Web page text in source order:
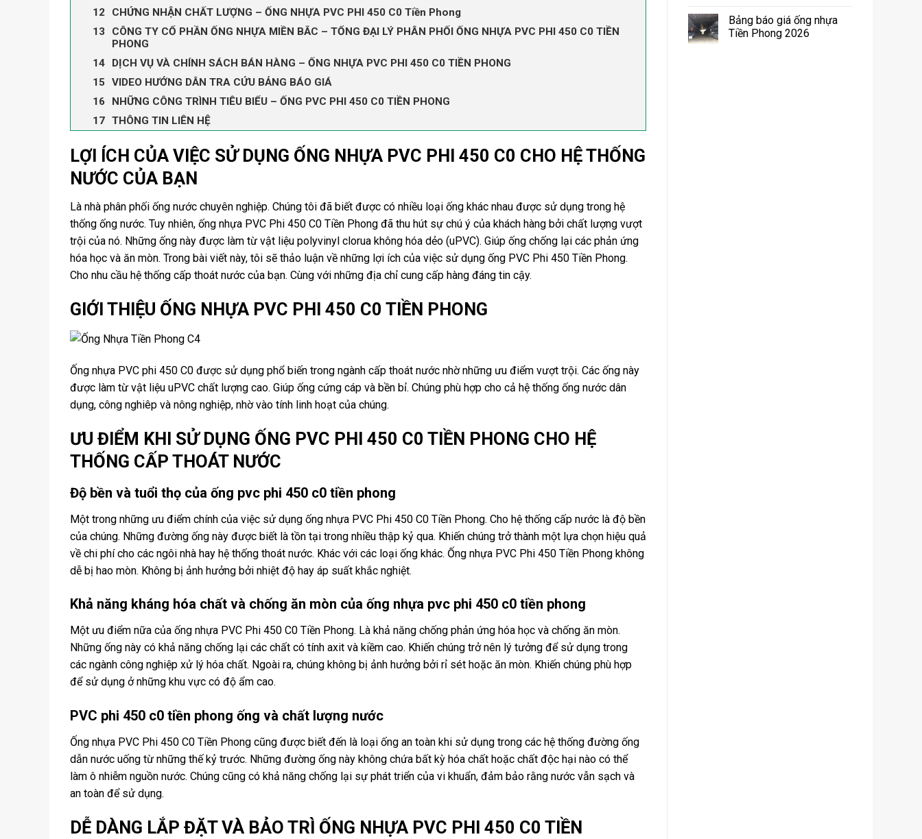
CHỨNG NHẬN CHẤT LƯỢNG – ỐNG NHỰA PVC PHI 450 C0 Tiền Phong
CÔNG TY CỔ PHẦN ỐNG NHỰA MIỀN BẮC – TỔNG ĐẠI LÝ PHÂN PHỐI ỐNG NHỰA PVC PHI 450 C0 TIỀN
PHONG
DỊCH VỤ VÀ CHÍNH SÁCH BÁN HÀNG – ỐNG NHỰA PVC PHI 450 C0 TIỀN PHONG
VIDEO HƯỚNG DẪN TRA CỨU BẢNG BÁO GIÁ
NHỮNG CÔNG TRÌNH TIÊU BIỂU – ỐNG PVC PHI 450 C0 TIỀN PHONG
THÔNG TIN LIÊN HỆ
LỢI ÍCH CỦA VIỆC SỬ DỤNG ỐNG NHỰA PVC PHI 450 C0 CHO HỆ THỐNG
NƯỚC CỦA BẠN
Là nhà phân phối ống nước chuyên nghiệp. Chúng tôi đã biết được có nhiều loại ống khác nhau được sử dụng trong hệ
thống ống nước. Tuy nhiên, ống nhựa PVC Phi 450 C0 Tiền Phong đã thu hút sự chú ý của khách hàng bởi chất lượng vượt
trội của nó. Những ống này được làm từ vật liệu polyvinyl clorua không hóa dẻo (uPVC). Giúp ống chống lại các phản ứng
hóa học và ăn mòn. Trong bài viết này, tôi sẽ thảo luận về những lợi ích của việc sử dụng ống PVC Phi 450 Tiền Phong.
Cho nhu cầu hệ thống cấp thoát nước của bạn. Cùng với những địa chỉ cung cấp hàng đáng tin cậy.
GIỚI THIỆU ỐNG NHỰA PVC PHI 450 C0 TIỀN PHONG
Ống nhựa PVC phi 450 C0 được sử dụng phổ biến trong ngành cấp thoát nước nhờ những ưu điểm vượt trội. Các ống này
được làm từ vật liệu uPVC chất lượng cao. Giúp ống cứng cáp và bền bỉ. Chúng phù hợp cho cả hệ thống ống nước dân
dụng, công nghiêp và nông nghiệp, nhờ vào tính linh hoạt của chúng.
ƯU ĐIỂM KHI SỬ DỤNG ỐNG PVC PHI 450 C0 TIỀN PHONG CHO HỆ
THỐNG CẤP THOÁT NƯỚC
Độ bền và tuổi thọ của ống pvc phi 450 c0 tiền phong
Một trong những ưu điểm chính của việc sử dụng ống nhựa PVC Phi 450 C0 Tiền Phong. Cho hệ thống cấp nước là độ bền
của chúng. Những đường ống này được biết là tồn tại trong nhiều thập kỷ qua. Khiến chúng trở thành một lựa chọn hiệu quả
về chi phí cho các ngôi nhà hay hệ thống thoát nước. Khác với các loại ống khác. Ống nhựa PVC Phi 450 Tiền Phong không
dễ bị hao mòn. Không bị ảnh hưởng bởi nhiệt độ hay áp suất khắc nghiệt.
Khả năng kháng hóa chất và chống ăn mòn của ống nhựa pvc phi 450 c0 tiền phong
Một ưu điểm nữa của ống nhựa PVC Phi 450 C0 Tiền Phong. Là khả năng chống phản ứng hóa học và chống ăn mòn.
Những ống này có khả năng chống lại các chất có tính axit và kiềm cao. Khiến chúng trở nên lý tưởng để sử dụng trong
các ngành công nghiệp xử lý hóa chất. Ngoài ra, chúng không bị ảnh hưởng bởi rỉ sét hoặc ăn mòn. Khiến chúng phù hợp
để sử dụng ở những khu vực có độ ẩm cao.
PVC phi 450 c0 tiền phong ống và chất lượng nước
Ống nhựa PVC Phi 450 C0 Tiền Phong cũng được biết đến là loại ống an toàn khi sử dụng trong các hệ thống đường ống
dẫn nước uống từ những thế kỷ trước. Những đường ống này không chứa bất kỳ hóa chất hoặc chất độc hại nào có thể
làm ô nhiễm nguồn nước. Chúng cũng có khả năng chống lại sự phát triển của vi khuẩn, đảm bảo rằng nước vẫn sạch và
an toàn để sử dụng.
DỄ DÀNG LẮP ĐẶT VÀ BẢO TRÌ ỐNG NHỰA PVC PHI 450 C0 TIỀN
Bảng báo giá ống nhựa
Tiền Phong 2026